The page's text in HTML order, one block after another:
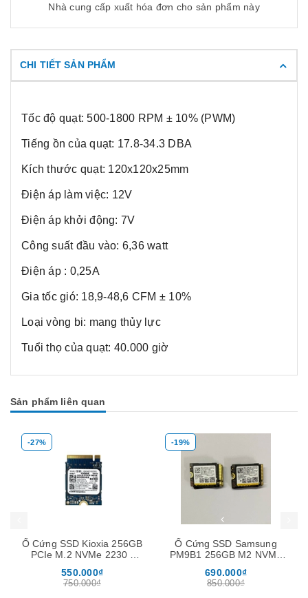
Nhà cung cấp xuất hóa đơn cho sản phẩm này
CHI TIẾT SẢN PHẨM
Tốc độ quạt: 500-1800 RPM ± 10% (PWM)
Tiếng ồn của quạt: 17.8-34.3 DBA
Kích thước quạt: 120x120x25mm
Điện áp làm việc: 12V
Điện áp khởi động: 7V
Công suất đầu vào: 6,36 watt
Điện áp : 0,25A
Gia tốc gió: 18,9-48,6 CFM ± 10%
Loại vòng bi: mang thủy lực
Tuổi thọ của quạt: 40.000 giờ
Sản phẩm liên quan
-27%
Ổ Cứng SSD Kioxia 256GB
PCIe M.2 NVMe 2230 (
550.000₫
750.000₫
-19%
Ổ Cứng SSD Samsung
PM9B1 256GB M2 NVMe
690.000₫
850.000₫